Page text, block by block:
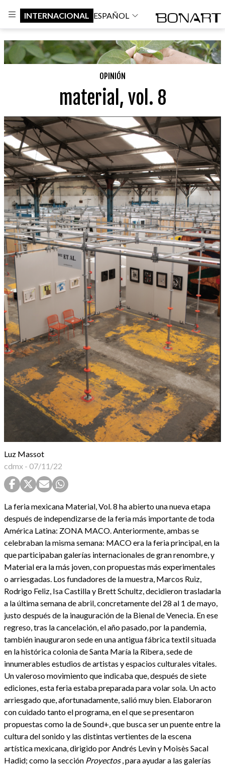
INTERNACIONAL ESPAÑOL
OPINIÓN
material, vol. 8
Luz Massot
cdmx - 07/11/22
La feria mexicana Material, Vol. 8 ha abierto una nueva etapa
después de independizarse de la feria más importante de toda
América Latina: ZONA MACO. Anteriormente, ambas se
celebraban la misma semana: MACO era la feria principal, en la
que participaban galerías internacionales de gran renombre, y
Material era la más joven, con propuestas más experimentales
o arriesgadas. Los fundadores de la muestra, Marcos Ruiz,
Rodrigo Feliz, Isa Castilla y Brett Schultz, decidieron trasladarla
a la última semana de abril, concretamente del 28 al 1 de mayo,
justo después de la inauguración de la Bienal de Venecia. En ese
regreso, tras la cancelación, el año pasado, por la pandemia,
también inauguraron sede en una antigua fábrica textil situada
en la histórica colonia de Santa María la Ribera, sede de
innumerables estudios de artistas y espacios culturales vitales.
Un valeroso movimiento que indicaba que, después de siete
ediciones, esta feria estaba preparada para volar sola. Un acto
arriesgado que, afortunadamente, salió muy bien. Elaboraron
con cuidado tanto el programa, en el que se presentaron
propuestas como la de Sound+, que busca ser un puente entre la
cultura del sonido y las distintas vertientes de la escena
artística mexicana, dirigido por Andrés Levin y Moisès Sacal
Hadid; como la sección Proyectos, para ayudar a las galerías